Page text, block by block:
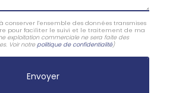
conserver l'ensemble des données transmises
pour faciliter le suivi et le traitement de ma
exploitation commerciale ne sera faite des
Voir notrepolitique de confidentialité)